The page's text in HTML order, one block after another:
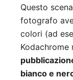
Questo
fotografo
colori (ad
Kodachrome
bianco e